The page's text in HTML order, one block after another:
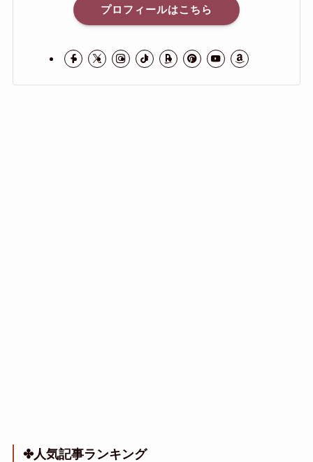
プロフィールはこちら
✤人気記事ランキング